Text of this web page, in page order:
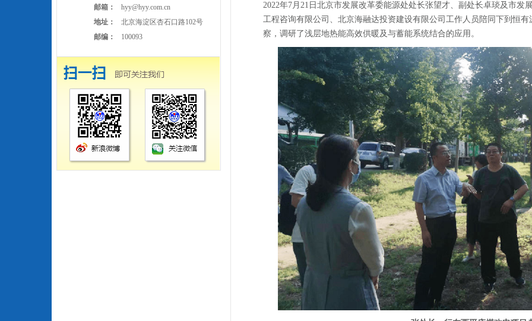
邮箱：
hyy@hyy.com.cn
地址：
北京海淀区杏石口路102号
邮编：
100093
2022年7月21日北京市发展改革委能源处处长张望才、副处长卓琰及市
工程咨询有限公司、北京海融达投资建设有限公司工作人员陪同下到恒
察，调研了浅层地热能高效供暖及与蓄能系统结合的应用。